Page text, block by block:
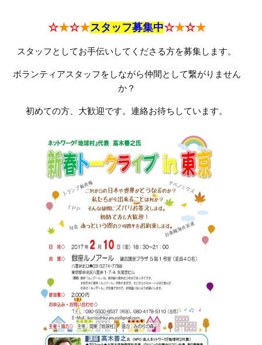
☆★☆★スタッフ募集中☆★☆★
スタッフとしてお手伝いしてくださる方を募集します。
ボランティアスタッフをしながら仲間として繋がりません
か？
初めての方、大歓迎です。連絡お待ちしています。